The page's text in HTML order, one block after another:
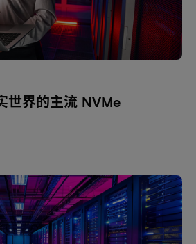
世界的主流 NVMe